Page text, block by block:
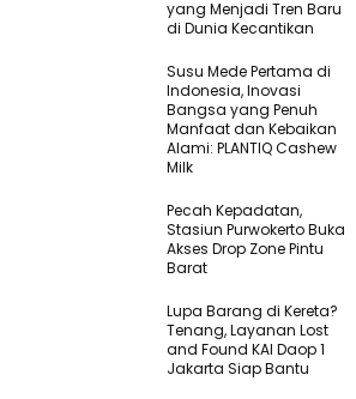
yang Menjadi Tren Baru
di Dunia Kecantikan
Susu Mede Pertama di
Indonesia, Inovasi
Bangsa yang Penuh
Manfaat dan Kebaikan
Alami: PLANTIQ Cashew
Milk
Pecah Kepadatan,
Stasiun Purwokerto Buka
Akses Drop Zone Pintu
Barat
Lupa Barang di Kereta?
Tenang, Layanan Lost
and Found KAI Daop 1
Jakarta Siap Bantu